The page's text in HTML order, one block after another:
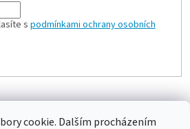
cookie. Dalším procházením
s podmínkami ochrany osobních